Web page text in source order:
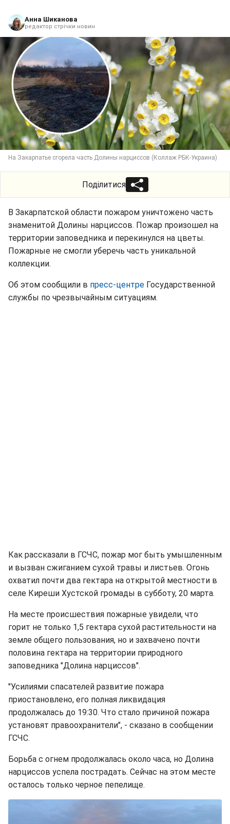
Анна Шиканова
редактор стрічки новин
На Закарпатье сгорела часть Долины нарциссов (Коллаж РБК-Украина)
Поділитися
В Закарпатской области пожаром уничтожено часть
знаменитой Долины нарциссов. Пожар произошел на
территории заповедника и перекинулся на цветы.
Пожарные не смогли уберечь часть уникальной
коллекции.
Об этом сообщили в пресс-центре Государственной
службы по чрезвычайным ситуациям.
Как рассказали в ГСЧС, пожар мог быть умышленным
и вызван сжиганием сухой травы и листьев. Огонь
охватил почти два гектара на открытой местности в
селе Киреши Хустской громады в субботу, 20 марта.
На месте происшествия пожарные увидели, что
горит не только 1,5 гектара сухой растительности на
земле общего пользования, но и захвачено почти
половина гектара на территории природного
заповедника "Долина нарциссов".
"Усилиями спасателей развитие пожара
приостановлено, его полная ликвидация
продолжалась до 19:30. Что стало причиной пожара
установят правоохранители", - сказано в сообщении
ГСЧС.
Борьба с огнем продолжалась около часа, но Долина
нарциссов успела пострадать. Сейчас на этом месте
осталось только черное пепелище.